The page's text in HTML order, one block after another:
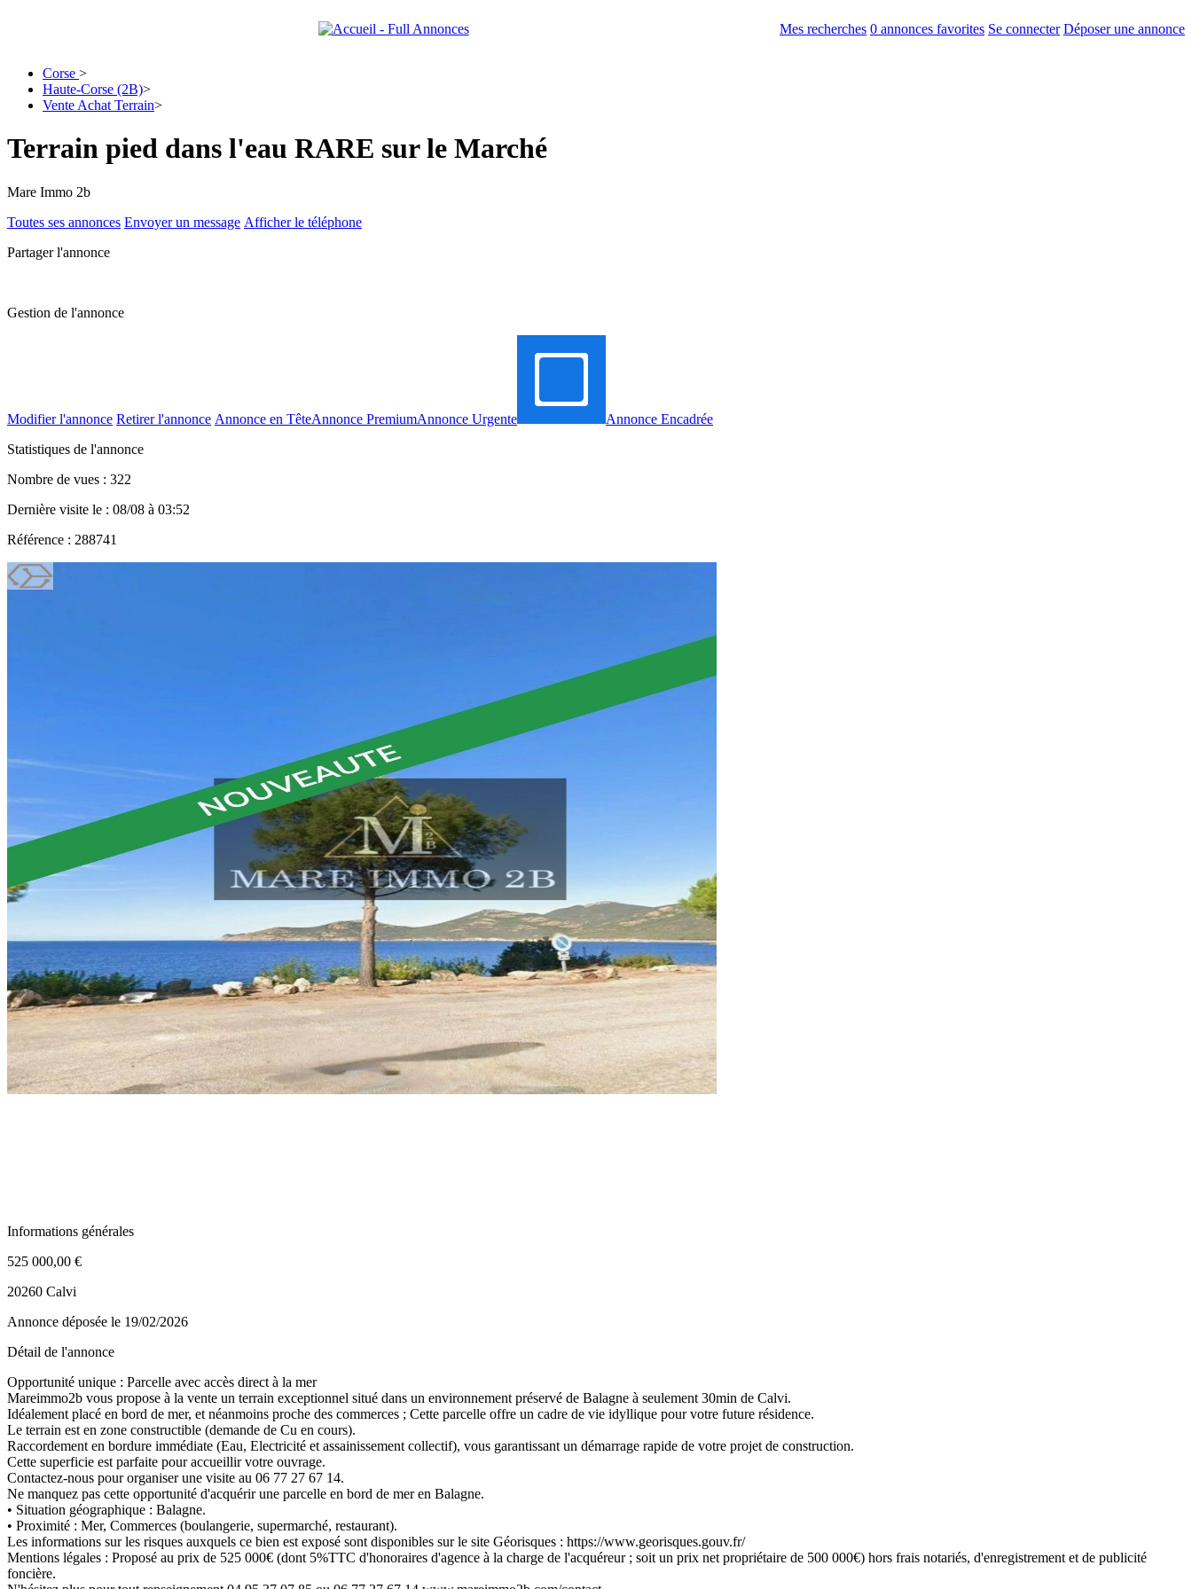
Mes recherches 0 annonces favorites Se connecter Déposer une annonce
Corse >
Haute-Corse (2B)>
Vente Achat Terrain>
Terrain pied dans l'eau RARE sur le Marché
Mare Immo 2b
Toutes ses annonces Envoyer un message Afficher le téléphone
Partager l'annonce
Gestion de l'annonce
Modifier l'annonce Retirer l'annonce Annonce en TêteAnnonce PremiumAnnonce Urgente
Annonce Encadrée
Statistiques de l'annonce
Nombre de vues : 322
Dernière visite le : 08/08 à 03:52
Référence : 288741
Informations générales
525 000,00 €
20260 Calvi
Annonce déposée le 19/02/2026
Détail de l'annonce
Opportunité unique : Parcelle avec accès direct à la mer
Mareimmo2b vous propose à la vente un terrain exceptionnel situé dans un environnement préservé de Balagne à seulement 30min de Calvi.
Idéalement placé en bord de mer, et néanmoins proche des commerces ; Cette parcelle offre un cadre de vie idyllique pour votre future résidence.
Le terrain est en zone constructible (demande de Cu en cours).
Raccordement en bordure immédiate (Eau, Electricité et assainissement collectif), vous garantissant un démarrage rapide de votre projet de construction.
Cette superficie est parfaite pour accueillir votre ouvrage.
Contactez-nous pour organiser une visite au 06 77 27 67 14.
Ne manquez pas cette opportunité d'acquérir une parcelle en bord de mer en Balagne.
• Situation géographique : Balagne.
• Proximité : Mer, Commerces (boulangerie, supermarché, restaurant).
Les informations sur les risques auxquels ce bien est exposé sont disponibles sur le site Géorisques : https://www.georisques.gouv.fr/
Mentions légales : Proposé au prix de 525 000€ (dont 5%TTC d'honoraires d'agence à la charge de l'acquéreur ; soit un prix net propriétaire de 500 000€) hors frais notariés, d'enregistrement et de publicité
foncière.